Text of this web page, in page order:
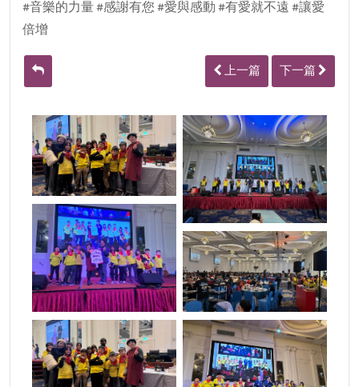
#音樂的力量 #感謝有您 #愛與感動 #有愛就不遠 #讓愛
倍增
下一篇
上一篇